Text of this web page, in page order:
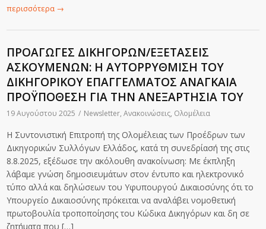
περισσότερα →
ΠΡΟΑΓΩΓΕΣ ΔΙΚΗΓΟΡΩΝ/ΕΞΕΤΑΣΕΙΣ
ΑΣΚΟΥΜΕΝΩΝ: Η ΑΥΤΟΡΡΥΘΜΙΣΗ ΤΟΥ
ΔΙΚΗΓΟΡΙΚΟΥ ΕΠΑΓΓΕΛΜΑΤΟΣ ΑΝΑΓΚΑΙΑ
ΠΡΟΫΠΟΘΕΣΗ ΓΙΑ ΤΗΝ ΑΝΕΞΑΡΤΗΣΙΑ ΤΟΥ
19 Αυγούστου 2025 / Newsletter,Ανακοινώσεις, Ολομέλεια
Η Συντονιστική Επιτροπή της Ολομέλειας των Προέδρων των
Δικηγορικών Συλλόγων Ελλάδος, κατά τη συνεδρίασή της στις
8.8.2025, εξέδωσε την ακόλουθη ανακοίνωση: Με έκπληξη
λάβαμε γνώση δημοσιευμάτων στον έντυπο και ηλεκτρονικό
τύπο αλλά και δηλώσεων του Υφυπουργού Δικαιοσύνης ότι το
Υπουργείο Δικαιοσύνης πρόκειται να αναλάβει νομοθετική
πρωτοβουλία τροποποίησης του Κώδικα Δικηγόρων και δη σε
ζητήματα που […]